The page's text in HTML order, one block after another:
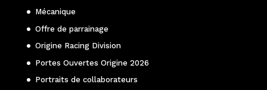
Mécanique
Offre de parrainage
Origine Racing Division
Portes Ouvertes Origine 2026
Portraits de collaborateurs